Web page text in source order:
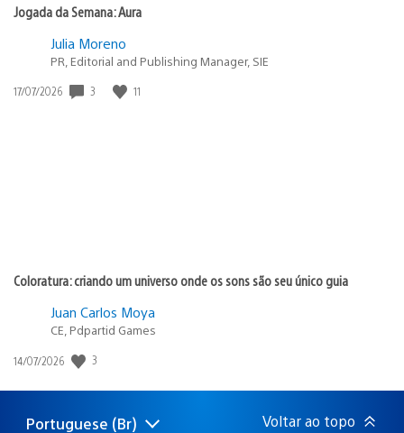
Jogada da Semana: Aura
Julia Moreno
PR, Editorial and Publishing Manager, SIE
Data
17/07/2026 3 11
Coloratura: criando um universo onde os sons são seu único guia
Juan Carlos Moya
CE, Pdpartid Games
Data
publicação:
14/07/2026 3
Selecione
Região
Portuguese (Br) Voltar ao topo